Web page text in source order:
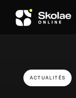
Skip to content
ACTUALITÉS